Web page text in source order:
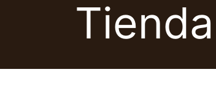
Tienda